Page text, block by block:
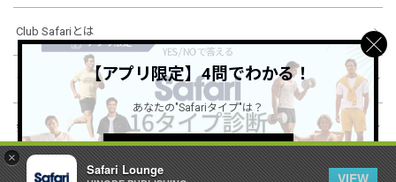
×
Safari Lounge
VIEW
Club Safariとは
ショッピングガイド
会社概要・規約
【アプリ限定】4問でわかる！
あなたの"Safariタイプ"は？
詳しくはこちら ＞